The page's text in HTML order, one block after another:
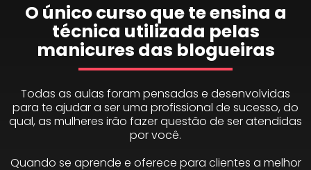
O único curso que te ensina a
técnica utilizada pelas
manicures das blogueiras
Todas as aulas foram pensadas e desenvolvidas
para te ajudar a ser uma profissional de sucesso, do
qual, as mulheres irão fazer questão de ser atendidas
por você.
Quando se aprende e oferece para clientes a melhor